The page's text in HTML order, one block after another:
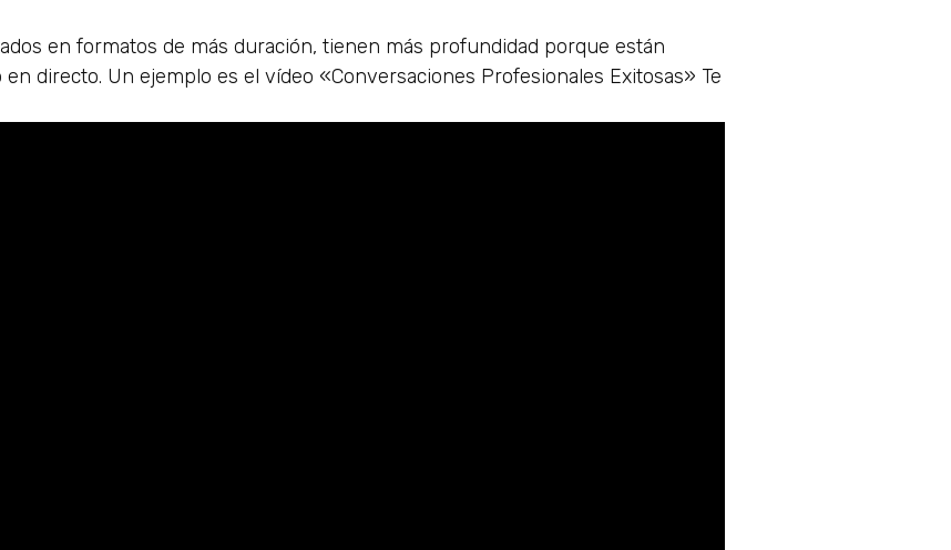
en formatos de más duración, tienen más profundidad porque están
directo. Un ejemplo es el vídeo «Conversaciones Profesionales Exitosas» Te